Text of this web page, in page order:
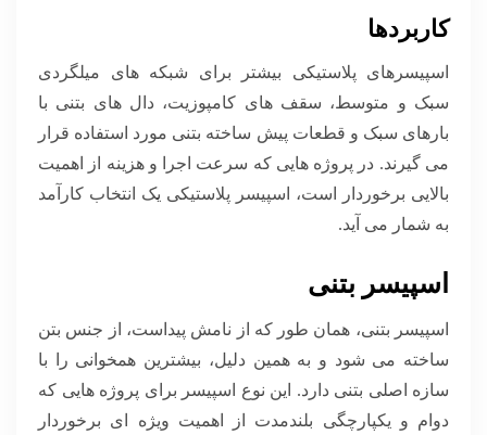
کاربردها
اسپیسرهای پلاستیکی بیشتر برای شبکه های میلگردی
سبک و متوسط، سقف های کامپوزیت، دال های بتنی با
بارهای سبک و قطعات پیش ساخته بتنی مورد استفاده قرار
می گیرند. در پروژه هایی که سرعت اجرا و هزینه از اهمیت
بالایی برخوردار است، اسپیسر پلاستیکی یک انتخاب کارآمد
به شمار می آید.
اسپیسر بتنی
اسپیسر بتنی، همان طور که از نامش پیداست، از جنس بتن
ساخته می شود و به همین دلیل، بیشترین همخوانی را با
سازه اصلی بتنی دارد. این نوع اسپیسر برای پروژه هایی که
دوام و یکپارچگی بلندمدت از اهمیت ویژه ای برخوردار